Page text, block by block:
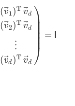
(v⃗1)T v⃗
d
(v⃗
2)T v⃗
d
⋮
(v⃗
d )T v⃗
d
⎞
⎠
⎟⎟⎟⎟
⎟ =
→ 2)Tv